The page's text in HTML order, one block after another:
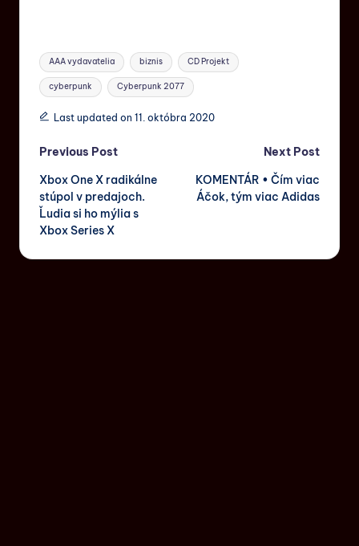
AAA vydavatelia biznis CD Projekt
cyberpunk Cyberpunk 2077
Last updated on 11. októbra 2020
Previous Post
Xbox One X radikálne
stúpol v predajoch.
Ľudia si ho mýlia s
Xbox Series X
Next Post
KOMENTÁR • Čím viac
Áčok, tým viac Adidas